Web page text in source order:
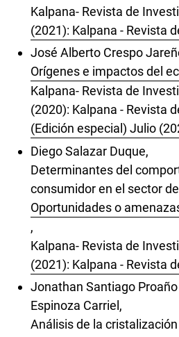
Kalpana- Revista de
(2021): Kalpana - Revista
José Alberto Crespo
Orígenes e impactos del
Kalpana- Revista de
(2020): Kalpana - Revista
(Edición especial) Julio
Diego Salazar Duque,
Determinantes del
consumidor en el sector
Oportunidades o
,
Kalpana- Revista de
(2021): Kalpana - Revista
Jonathan Santiago
Espinoza Carriel,
Análisis de la